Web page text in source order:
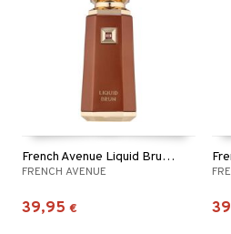
French Avenue Liquid Brun - Eau de parfum
FRENCH AVENUE
39,95 €